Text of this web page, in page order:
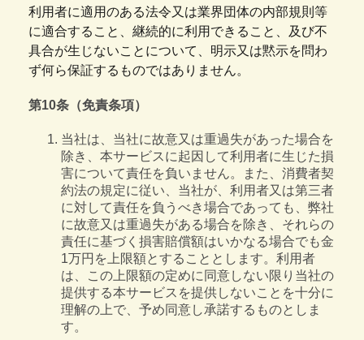
利用者に適用のある法令又は業界団体の内部規則等
に適合すること、継続的に利用できること、及び不
具合が生じないことについて、明示又は黙示を問わ
ず何ら保証するものではありません。
第10条（免責条項）
当社は、当社に故意又は重過失があった場合を
除き、本サービスに起因して利用者に生じた損
害について責任を負いません。また、消費者契
約法の規定に従い、当社が、利用者又は第三者
に対して責任を負うべき場合であっても、弊社
に故意又は重過失がある場合を除き、それらの
責任に基づく損害賠償額はいかなる場合でも金
1万円を上限額とすることとします。利用者
は、この上限額の定めに同意しない限り当社の
提供する本サービスを提供しないことを十分に
理解の上で、予め同意し承諾するものとしま
す。